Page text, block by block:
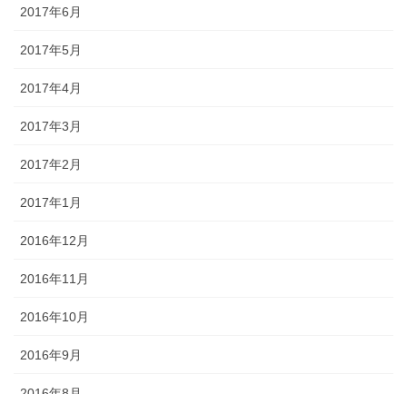
2017年6月
2017年5月
2017年4月
2017年3月
2017年2月
2017年1月
2016年12月
2016年11月
2016年10月
2016年9月